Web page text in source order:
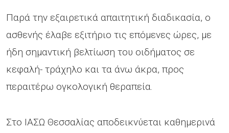
Παρά την εξαιρετικά απαιτητική διαδικασία, ο
ασθενής έλαβε εξιτήριο τις επόμενες ώρες, με
ήδη σημαντική βελτίωση του οιδήματος σε
κεφαλή- τράχηλο και τα άνω άκρα, προς
περαιτέρω ογκολογική θεραπεία.
Στο ΙΑΣΩ Θεσσαλίας αποδεικνύεται καθημερινά